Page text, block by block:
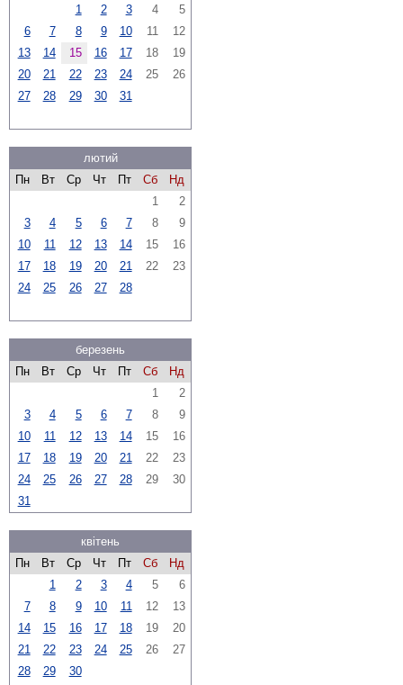
1
2 3 4
5
6
7 8 9 10 11
12
13
14 15 16 17 18
19
20
21 22 23 24 25
26
27
28 29 30 31
лютий
Пн
Вт Ср Чт Пт Сб
Нд
1
2
3
4 5 6 7 8
9
10
11 12 13 14 15
16
17
18 19 20 21 22
23
24
25 26 27 28
березень
Пн
Вт Ср Чт Пт Сб
Нд
1
2
3
4 5 6 7 8
9
10
11 12 13 14 15
16
17
18 19 20 21 22
23
24
25 26 27 28 29
30
31
квітень
Пн
Вт Ср Чт Пт Сб
Нд
1
2 3 4 5
6
7
8 9 10 11 12
13
14
15 16 17 18 19
20
21
22 23 24 25 26
27
28
29 30